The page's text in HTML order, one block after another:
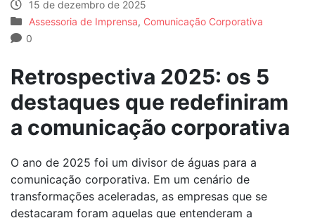
15 de dezembro de 2025
Assessoria de Imprensa, Comunicação Corporativa
0
Retrospectiva 2025: os 5
destaques que redefiniram
a comunicação corporativa
O ano de 2025 foi um divisor de águas para a
comunicação corporativa. Em um cenário de
transformações aceleradas, as empresas que se
destacaram foram aquelas que entenderam a